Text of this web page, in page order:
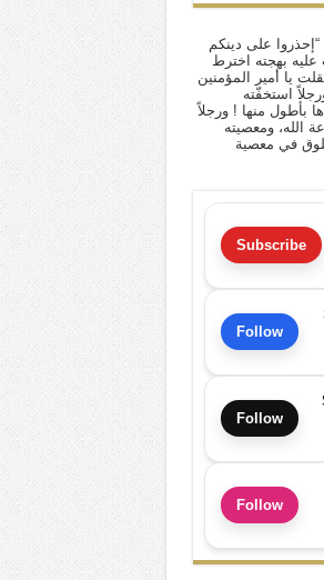
على دينكم
عليه بهجته اخترط
يا أمير المؤمنين
استخفّته
بأطول منها ! ورجلاً
الله، ومعصيته
في معصية
Subscribe
Follow
Follow
Follow